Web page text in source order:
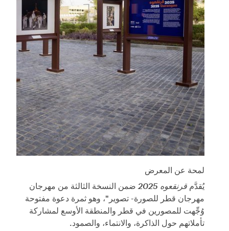
لمحة عن المعرض
يُقدَّم قرنقعوه 2025
ضمن النسخة الثالثة من مهرجان
مهرجان قطر للصورة- تصوير"، وهو ثمرة دعوة مفتوحة
وُجِّهت للمصورين في قطر والمنطقة الأوسع لمشاركة
تأملاتهم حول الذاكرة، والانتماء، والصمود.